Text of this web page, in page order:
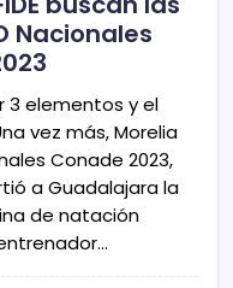
Nacionales
3 elementos y el
vez más, Morelia
Conade 2023,
a Guadalajara la
de natación